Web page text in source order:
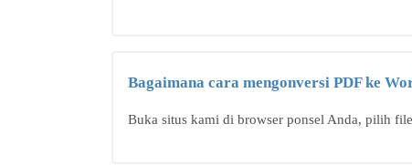
Bagaimana cara mengonversi PDF ke
Buka situs kami di browser ponsel Anda, pilih